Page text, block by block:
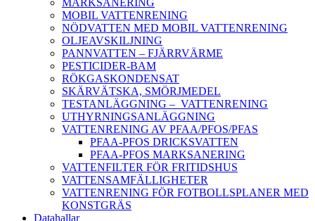
MOBIL VATTENRENING
NÖDVATTEN MED MOBIL VATTENRENING
OLJEAVSKILJNING
PANNVATTEN – FJÄRRVÄRME
PESTICIDER-BAM
RÖKGASKONDENSAT
SKÄRVÄTSKA, SMÖRJMEDEL
TESTANLÄGGNING – VATTENRENING
UTHYRNINGSANLÄGGNING
VATTENRENING AV PFAA/PFOS/PFAS
PFAA-PFOS DRICKSVATTEN
PFAA-PFOS MARKSANERING
VATTENFILTER FÖR FRITIDSHUS
VATTENSAMFÄLLIGHETER
VATTENRENING FÖR FOTBOLLSPLANER MED
KONSTGRÄS
Datahallar